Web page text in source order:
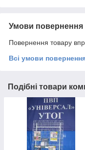
Умови повернення
Повернення товару
Всі умови
Подібні товари